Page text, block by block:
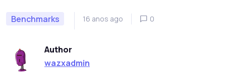
Benchmarks 16 anos ago 0
Author
wazxadmin